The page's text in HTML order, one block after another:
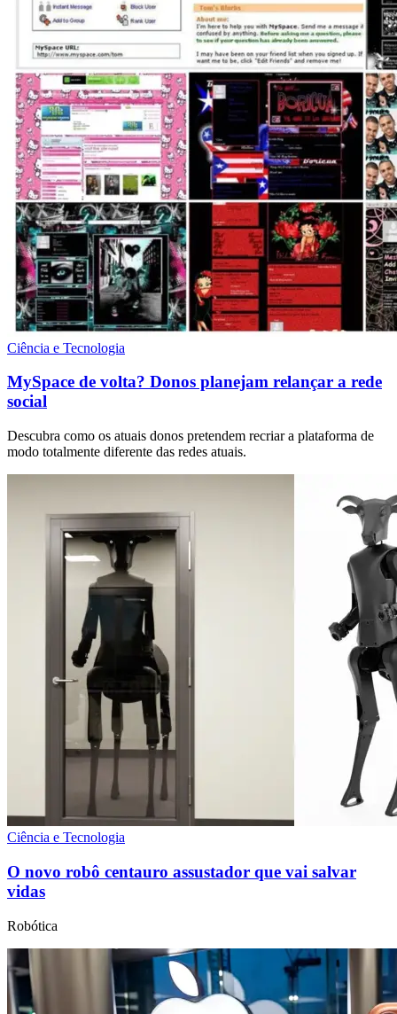
Ciência e Tecnologia
MySpace de volta? Donos planejam relançar a rede
social
Descubra como os atuais donos pretendem recriar a plataforma de
modo totalmente diferente das redes atuais.
Ciência e Tecnologia
O novo robô centauro assustador que vai salvar
vidas
Robótica